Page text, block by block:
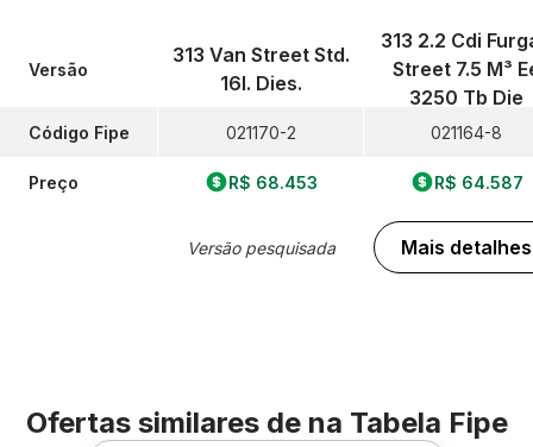
Versão
Código Fipe
Preço
313 Van Street Std.
16l. Dies.
021170-2
R$ 68.453
Versão pesquisada
313 2.2 Cdi
Street 7.5 M³
3250 Tb Die
021164-8
R$ 64.587
Mais detalhes
Ofertas similares de na Tabela Fipe